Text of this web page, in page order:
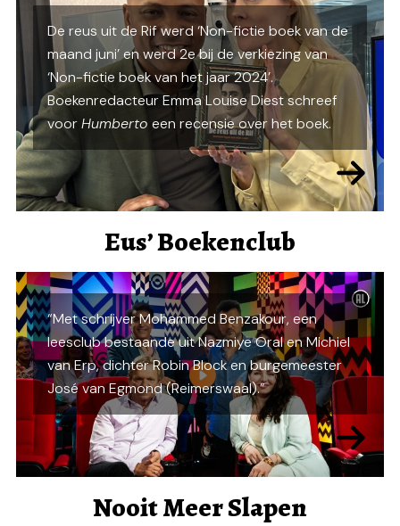
De reus uit de Rif werd ‘Non-fictie boek van de
maand juni’ en werd 2e bij de verkiezing van
‘Non-fictie boek van het jaar 2024’.
Boekenredacteur Emma Louise Diest schreef
voorHumberto een recensie over het boek.
Eus’ Boekenclub
“Met schrijver Mohammed Benzakour, een
leesclub bestaande uit Nazmiye Oral en Michiel
van Erp, dichter Robin Block en burgemeester
José van Egmond (Reimerswaal).”
Nooit Meer Slapen